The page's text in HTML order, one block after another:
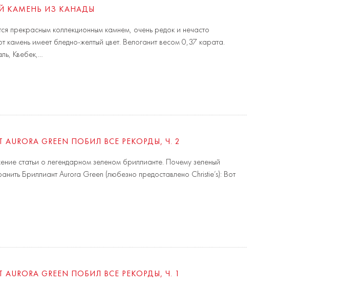
КАМЕНЬ ИЗ КАНАДЫ
прекрасным коллекционным камнем, очень редок и нечасто
камень имеет бледно-желтый цвет. Велоганит весом 0,37 карата.
Квебек,…
GREEN ПОБИЛ ВСЕ РЕКОРДЫ, Ч. 2
статьи о легендарном зеленом бриллианте. Почему зеленый
Бриллиант Aurora Green (любезно предоставлено Christie’s): Вот
GREEN ПОБИЛ ВСЕ РЕКОРДЫ, Ч. 1